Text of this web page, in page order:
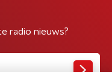
radio nieuws?